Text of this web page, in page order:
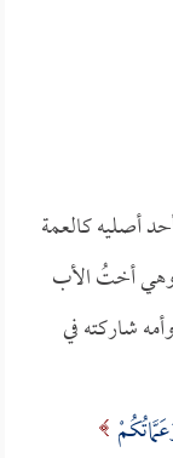
أصليه كالعمة
أختُ الأب
شاركته في